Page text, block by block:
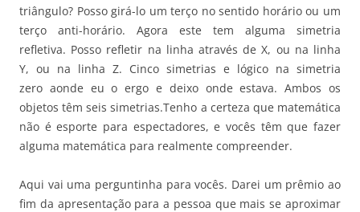
triângulo? Posso girá-lo um terço no sentido horário ou um
terço anti-horário. Agora este tem alguma simetria
refletiva. Posso refletir na linha através de X, ou na linha
Y, ou na linha Z. Cinco simetrias e lógico na simetria
zero aonde eu o ergo e deixo onde estava. Ambos os
objetos têm seis simetrias.Tenho a certeza que matemática
não é esporte para espectadores, e vocês têm que fazer
alguma matemática para realmente compreender.
Aqui vai uma perguntinha para vocês. Darei um prêmio ao
fim da apresentação para a pessoa que mais se aproximar